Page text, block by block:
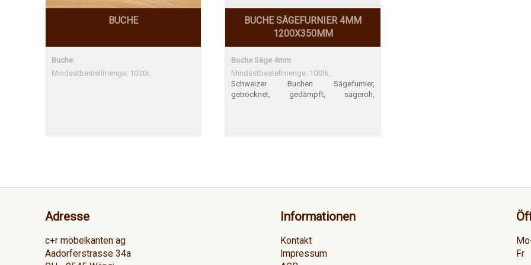
BUCHE
Buche
Mindestbestellmenge: 10Stk.
BUCHE SÄGEFURNIER 4MM
1200X350MM
Buche Säge 4mm
Mindestbestellmenge: 10Stk.
Schweizer Buchen Sägefurnier,
getrocknet, gedämpft, sägeroh,
Adresse
c+r möbelkanten ag
Aadorferstrasse 34a
Informationen
Kontakt
Impressum
Fr